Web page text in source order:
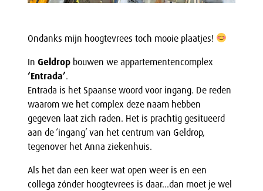
Ondanks mijn hoogtevrees toch mooie plaatjes!
In Geldrop bouwen we appartementencomplex
‘Entrada’.
Entrada is het Spaanse woord voor ingang. De reden
waarom we het complex deze naam hebben
gegeven laat zich raden. Het is prachtig gesitueerd
aan de ‘ingang’ van het centrum van Geldrop,
tegenover het Anna ziekenhuis.
Als het dan een keer wat open weer is en een
collega zónder hoogtevrees is daar…dan moet je wel